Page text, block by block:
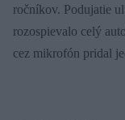
ročníkov. Podujatie
rozospievalo celý
cez mikrofón pridal